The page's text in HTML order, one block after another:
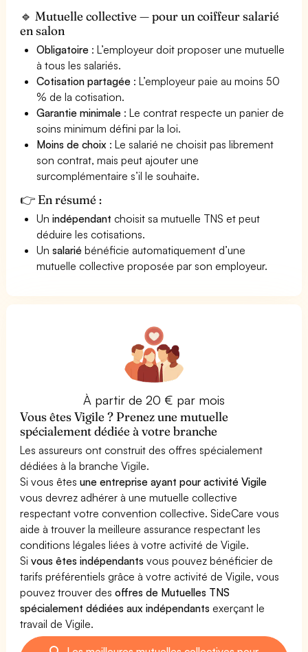
🔹 Mutuelle collective — pour un coiffeur salarié
en salon
Obligatoire : L’employeur doit proposer une mutuelle
à tous les salariés.
Cotisation partagée : L’employeur paie au moins 50
% de la cotisation.
Garantie minimale : Le contrat respecte un panier de
soins minimum défini par la loi.
Moins de choix : Le salarié ne choisit pas librement
son contrat, mais peut ajouter une
surcomplémentaire s’il le souhaite.
👉 En résumé :
Unindépendant choisit sa mutuelle TNS et peut
déduire les cotisations.
Unsalarié bénéficie automatiquement d’une
mutuelle collective proposée par son employeur.
À partir de 20 € par mois
Vous êtes Vigile ? Prenez une mutuelle
spécialement dédiée à votre branche
Les assureurs ont construit des offres spécialement
dédiées à la branche Vigile.
Si vous êtesune entreprise ayant pour activité Vigile
vous devrez adhérer à une mutuelle collective
respectant votre convention collective. SideCare vous
aide à trouver la meilleure assurance respectant les
conditions légales liées à votre activité de Vigile.
Sivous êtes indépendants vous pouvez bénéficier de
tarifs préférentiels grâce à votre activité de Vigile, vous
pouvez trouver desoffres de Mutuelles TNS
spécialement dédiées aux indépendants exerçant le
travail de Vigile.